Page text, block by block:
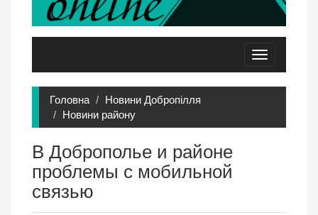
Toggle
navigation
Головна
Новини Добропілля
Новини району
В Доброполье и районе
проблемы с мобильной
связью